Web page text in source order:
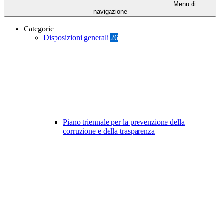
Menu di
navigazione
Categorie
Disposizioni generali 26
Piano triennale per la prevenzione della
corruzione e della trasparenza